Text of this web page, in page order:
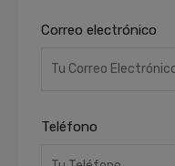
Correo electrónico
Teléfono